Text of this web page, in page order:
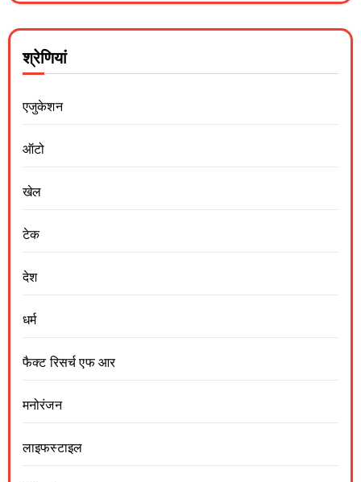
श्रेणियां
एजुकेशन
ऑटो
खेल
टेक
देश
धर्म
फैक्ट रिसर्च एफ आर
मनोरंजन
लाइफस्टाइल